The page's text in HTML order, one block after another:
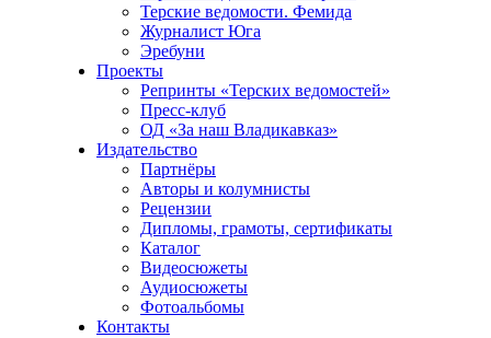
Терские ведомости. Фемида
Журналист Юга
Эребуни
Проекты
Репринты «Терских ведомостей»
Пресс-клуб
ОД «За наш Владикавказ»
Издательство
Партнёры
Авторы и колумнисты
Рецензии
Дипломы, грамоты, сертификаты
Каталог
Видеосюжеты
Аудиосюжеты
Фотоальбомы
Контакты